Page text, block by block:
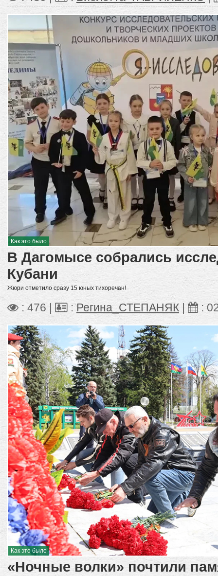
Как это было
В Дагомысе собрались
Кубани
Жюри отметило сразу 15 юных тихоречан!
: 476 | :Регина_СТЕПАНЯК :
Как это было
«Ночные волки» почтили